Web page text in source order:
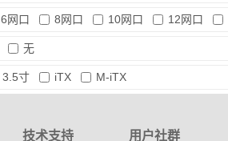
6网口 8网口 10网口 12网口
无
3.5寸 iTX M-iTX
技术支持 用户社群